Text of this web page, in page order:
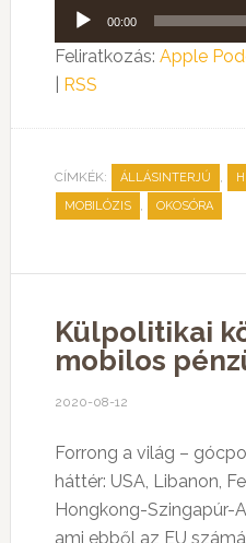
Audió
lejátszó
00:00
Feliratkozás: Apple
RSS
CÍMKÉK: ÁLLÁSINTERJÚ ,
MOBILÓZIS , OKOSÓRA
Külpolitikai
mobilos
2020-08-12
Forrong a világ –
háttér: USA, Libanon,
Hongkong-Szingapúr-
ami ebből az EU